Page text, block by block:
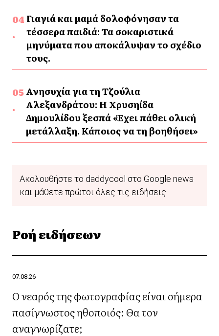
Γιαγιά και μαμά δολοφόνησαν τα
τέσσερα παιδιά: Τα σοκαριστικά
μηνύματα που αποκάλυψαν το σχέδιο
τους.
Ανησυχία για τη Τζούλια
Αλεξανδράτου: Η Χρυσηίδα
Δημουλίδου ξεσπά «Έχει πάθει ολική
μετάλλαξη. Κάποιος να τη βοηθήσει»
Ακολουθήστε το daddycool στο Google news
και μάθετε πρώτοι όλες τις ειδήσεις
Ροή ειδήσεων
07.08.26
Ο νεαρός της φωτογραφίας είναι σήμερα
πασίγνωστος ηθοποιός: Θα τον
αναγνωρίζατε;